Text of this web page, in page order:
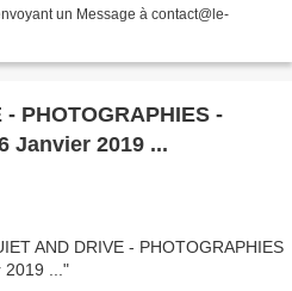
un Message à contact@le-
PHOTOGRAPHIES -
Janvier 2019 ...